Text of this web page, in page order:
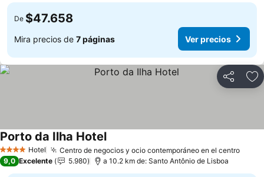
De $47.658
Mira precios de 7 páginas Ver precios
Compartir
4 EstrellasHotel Centro de negocios y ocio contemporáneo en el centroVer
Porto da Ilha HotelVer precios
9,0 Excelente 5.980 a 10.2 km de: Santo Antônio de Lisboa